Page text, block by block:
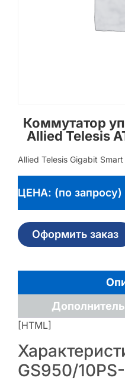
Коммутатор
Allied Telesis
Allied Telesis Gigabit
ЦЕНА: (по запросу)
Оформить заказ
[HTML]
GS950/